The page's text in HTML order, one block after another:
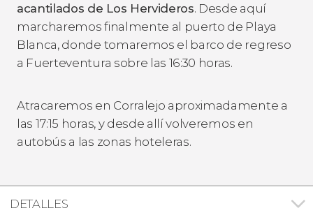
acantilados de Los Hervideros. Desde aquí
marcharemos finalmente al puerto de Playa
Blanca, donde tomaremos el barco de regreso
a Fuerteventura sobre las 16:30 horas.
Atracaremos en Corralejo aproximadamente a
las 17:15 horas, y desde allí volveremos en
autobús a las zonas hoteleras.
DETALLES